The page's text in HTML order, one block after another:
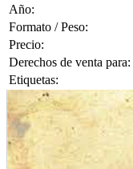
Año:
Formato / Peso:
Precio:
Derechos de venta para:
Etiquetas: